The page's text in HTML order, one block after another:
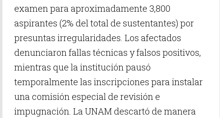
examen para aproximadamente 3,800
aspirantes (2% del total de sustentantes) por
presuntas irregularidades. Los afectados
denunciaron fallas técnicas y falsos positivos,
mientras que la institución pausó
temporalmente las inscripciones para instalar
una comisión especial de revisión e
impugnación. La UNAM descartó de manera